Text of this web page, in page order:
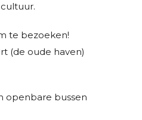
te bezoeken!
(de oude haven)
openbare bussen